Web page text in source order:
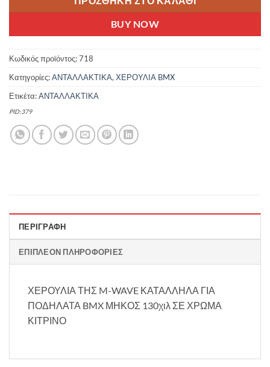
BUY NOW
Κωδικός προϊόντος:718
Κατηγορίες:ΑΝΤΑΛΛΑΚΤΙΚΑ, ΧΕΡΟΥΛΙΑ BMX
Ετικέτα:ΑΝΤΑΛΛΑΚΤΙΚΑ
PID:379
ΠΕΡΙΓΡΑΦΉ
ΕΠΙΠΛΈΟΝ ΠΛΗΡΟΦΟΡΊΕΣ
ΧΕΡΟΥΛΙΑ ΤΗΣ M-WAVE ΚΑΤΑΛΛΗΛΑ ΓΙΑ
ΠΟΔΗΛΑΤΑ BMX ΜΗΚΟΣ 130χιλ ΣΕ ΧΡΩΜΑ
ΚΙΤΡΙΝΟ